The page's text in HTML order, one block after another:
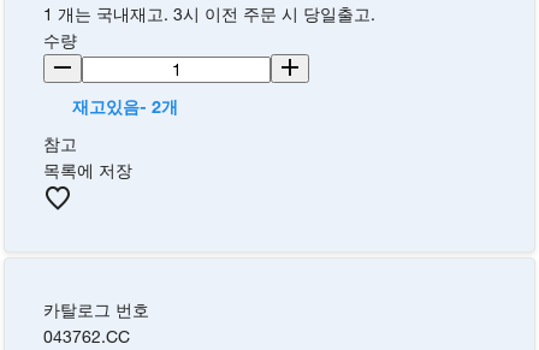
1 개는 국내재고. 3시 이전 주문 시 당일출고.
수량
재고있음- 2개
참고
목록에 저장
카탈로그 번호
043762.CC